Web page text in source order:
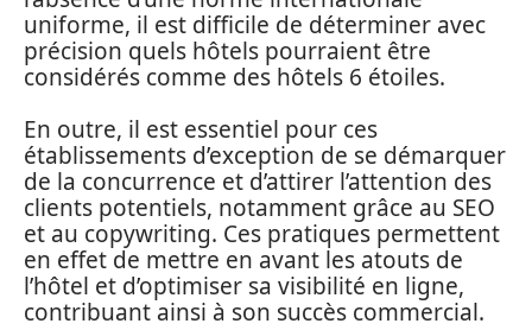
uniforme, il est difficile de déterminer avec
précision quels hôtels pourraient être
considérés comme des hôtels 6 étoiles.
En outre, il est essentiel pour ces
établissements d’exception de se démarquer
de la concurrence et d’attirer l’attention des
clients potentiels, notamment grâce au SEO
et au copywriting. Ces pratiques permettent
en effet de mettre en avant les atouts de
l’hôtel et d’optimiser sa visibilité en ligne,
contribuant ainsi à son succès commercial.